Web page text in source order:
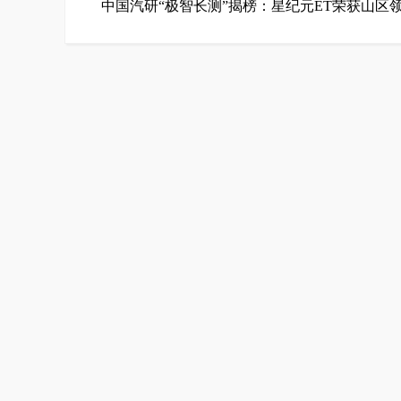
中国汽研“极智长测”揭榜：星纪元ET荣获山区